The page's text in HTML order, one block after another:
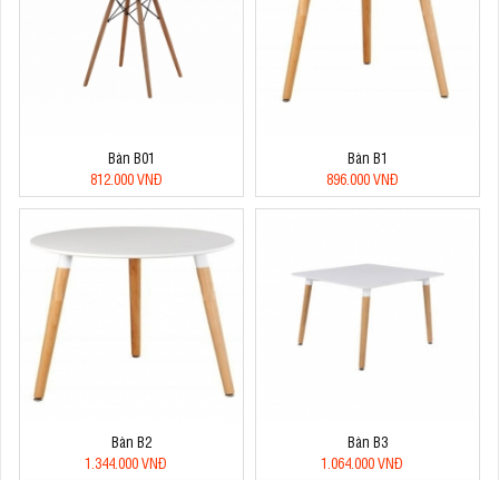
Bàn B01
812.000 VNĐ
Bàn B1
896.000 VNĐ
Bàn B2
1.344.000 VNĐ
Bàn B3
1.064.000 VNĐ